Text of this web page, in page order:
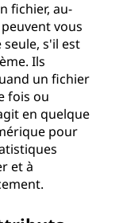
fichier, au-
vous
s'il est
Ils
un fichier
fois ou
en quelque
pour
et à